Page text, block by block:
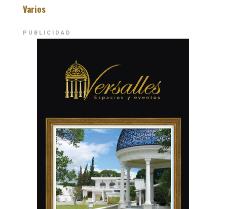
Varios
PUBLICIDAD